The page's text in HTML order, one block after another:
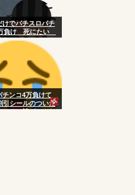
けでパチスロパチ
負け 死にたい
れ
チンコ4万負けて
引シールのついた
べる 誰がこんな